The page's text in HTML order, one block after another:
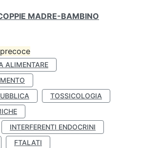
MADRE-BAMBINO
precoce
ALIMENTARE
TOSSICOLOGIA
INTERFERENTI ENDOCRINI
FTALATI